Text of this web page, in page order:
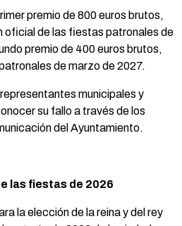
premio de 800 euros brutos,
oficial de las fiestas patronales de
premio de 400 euros brutos,
de marzo de 2027.
municipales y
su fallo a través de los
del Ayuntamiento.
las fiestas de 2026
la elección de la reina y del rey